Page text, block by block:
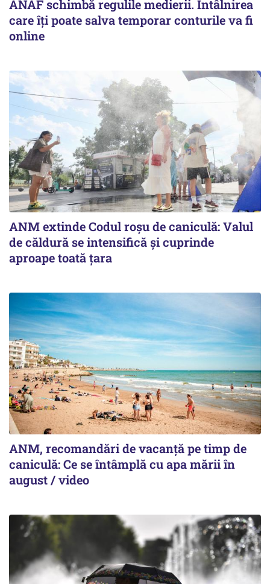
ANAF schimbă regulile medierii. Întâlnirea
care îți poate salva temporar conturile va fi
online
ANM extinde Codul roșu de caniculă: Valul
de căldură se intensifică și cuprinde
aproape toată țara
ANM, recomandări de vacanță pe timp de
caniculă: Ce se întâmplă cu apa mării în
august / video